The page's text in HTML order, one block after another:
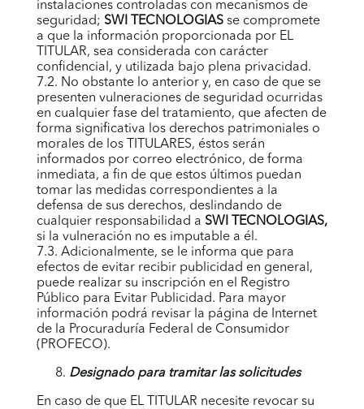
instalaciones controladas con mecanismos de
seguridad; SWI TECNOLOGIASse compromete
a que la información proporcionada por EL
TITULAR, sea considerada con carácter
confidencial, y utilizada bajo plena privacidad.
7.2. No obstante lo anterior y, en caso de que se
presenten vulneraciones de seguridad ocurridas
en cualquier fase del tratamiento, que afecten de
forma significativa los derechos patrimoniales o
morales de los TITULARES, éstos serán
informados por correo electrónico, de forma
inmediata, a fin de que estos últimos puedan
tomar las medidas correspondientes a la
defensa de sus derechos, deslindando de
cualquier responsabilidad a SWI TECNOLOGIAS,
si la vulneración no es imputable a él.
7.3. Adicionalmente, se le informa que para
efectos de evitar recibir publicidad en general,
puede realizar su inscripción en el Registro
Público para Evitar Publicidad. Para mayor
información podrá revisar la página de Internet
de la Procuraduría Federal de Consumidor
(PROFECO).
Designado para tramitar las solicitudes
En caso de que EL TITULAR necesite revocar su